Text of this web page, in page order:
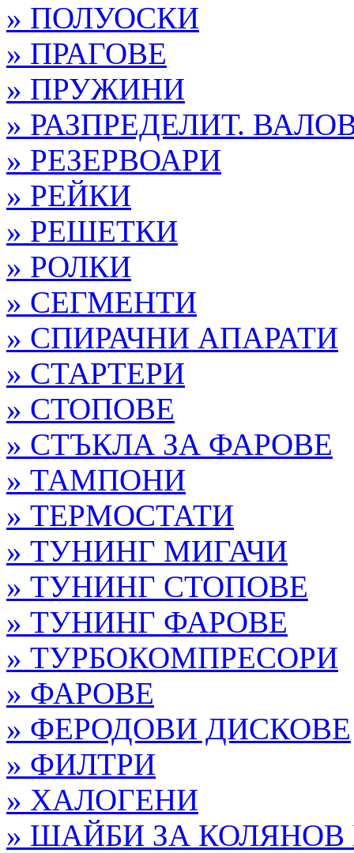
» ПОЛУОСКИ
» ПРАГОВЕ
» ПРУЖИНИ
» РАЗПРЕДЕЛИТ.
» РЕЗЕРВОАРИ
» РЕЙКИ
» РЕШЕТКИ
» РОЛКИ
» СЕГМЕНТИ
» СПИРАЧНИ АПАРАТИ
» СТАРТЕРИ
» СТОПОВЕ
» СТЪКЛА ЗА ФАРОВЕ
» ТАМПОНИ
» ТЕРМОСТАТИ
» ТУНИНГ МИГАЧИ
» ТУНИНГ СТОПОВЕ
» ТУНИНГ ФАРОВЕ
» ТУРБОКОМПРЕСОРИ
» ФАРОВЕ
» ФЕРОДОВИ ДИСКОВЕ
» ФИЛТРИ
» ХАЛОГЕНИ
» ШАЙБИ ЗА КОЛЯНОВ